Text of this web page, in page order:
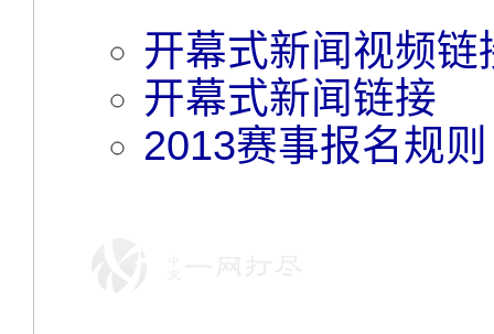
开幕式新闻视频链
开幕式新闻链接
2013赛事报名规则